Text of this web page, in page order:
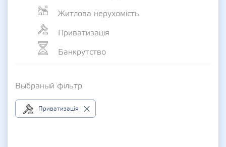
Житлова нерухомість
Приватизація
Банкрутство
Выбраный фільтр
Приватизація